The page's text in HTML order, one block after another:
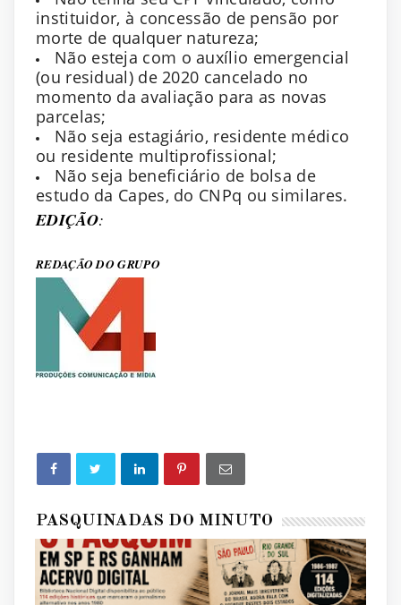
instituidor, à concessão de pensão por
morte de qualquer natureza;
Não esteja com o auxílio emergencial
(ou residual) de 2020 cancelado no
momento da avaliação para as novas
parcelas;
Não seja estagiário, residente médico
ou residente multiprofissional;
Não seja beneficiário de bolsa de
estudo da Capes, do CNPq ou similares.
EDIÇÃO:
REDAÇÃO DO GRUPO
PASQUINADAS DO MINUTO